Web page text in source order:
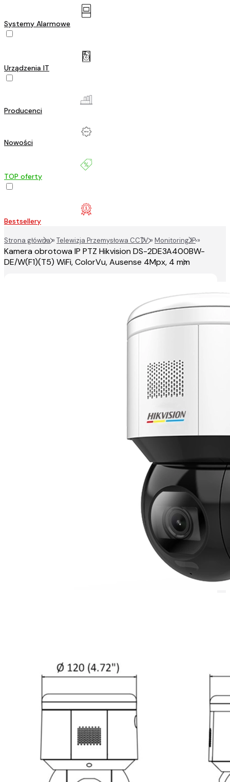
Systemy Alarmowe
Urządzenia IT
Producenci
Nowości
TOP oferty
Bestsellery
Strona główna»Telewizja Przemysłowa CCTV»Monitoring IP»
Kamera obrotowa IP PTZ Hikvision DS-2DE3A400BW-
DE/W(F1)(T5) WiFi, ColorVu, Ausense 4Mpx, 4 mm